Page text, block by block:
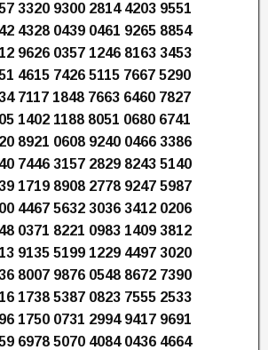
3320 9300 2814 4203 9551
4328 0439 0461 9265 8854
9626 0357 1246 8163 3453
4615 7426 5115 7667 5290
7117 1848 7663 6460 7827
1402 1188 8051 0680 6741
8921 0608 9240 0466 3386
7446 3157 2829 8243 5140
1719 8908 2778 9247 5987
4467 5632 3036 3412 0206
0371 8221 0983 1409 3812
9135 5199 1229 4497 3020
8007 9876 0548 8672 7390
1738 5387 0823 7555 2533
1750 0731 2994 9417 9691
6978 5070 4084 0436 4664